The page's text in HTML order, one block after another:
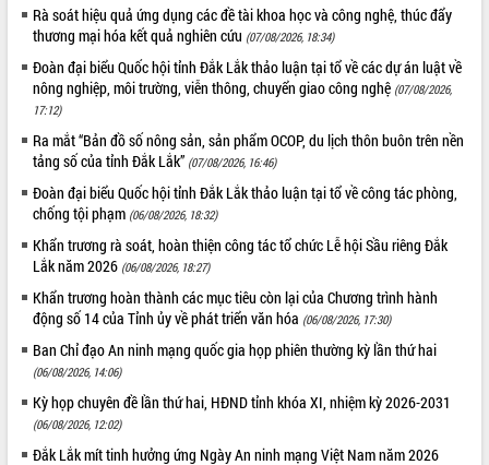
Đắk Lắk phát động hưởng ứng Ngày
Quyền của người tiêu dùng Việt Nam
2026
Đẩy mạnh cải cách hành chính, quyết
tâm đạt được mục tiêu tăng trưởng
hai con số trong năm 2026
Tổ chức trang trọng Lễ hội Đền thờ
Lương Văn Chánh năm 2026
Phó Bí thư Tỉnh ủy Đắk Lắk Đỗ Hữu
Huy giữ chức Bí thư Đảng ủy Ủy Ban
Nhân dân tỉnh
Bệnh án điện tử thúc đẩy chuyển đổi
số y tế tại Đắk Lắk
Chuyển đổi số thư viện: Mở rộng
không gian tri thức trong thời đại số
Đánh giá, rút kinh nghiệm công tác tổ
chức diễn tập trước ngày bầu cử
Chương trình “Gặp gỡ hữu nghị –
Friendship Meeting New Year 2026”
Rà soát hiệu quả ứng dụng các đề tài khoa học và công nghệ, thúc đẩy
thương mại hóa kết quả nghiên cứu (07/08/2026, 18:34)
Đoàn đại biểu Quốc hội tỉnh Đắk Lắk thảo luận tại tổ về các dự án luật về
nông nghiệp, môi trường, viễn thông, chuyển giao công nghệ (07/08/2026,
17:12)
Ra mắt “Bản đồ số nông sản, sản phẩm OCOP, du lịch thôn buôn trên nền
tảng số của tỉnh Đắk Lắk” (07/08/2026, 16:46)
Đoàn đại biểu Quốc hội tỉnh Đắk Lắk thảo luận tại tổ về công tác phòng,
chống tội phạm (06/08/2026, 18:32)
Khẩn trương rà soát, hoàn thiện công tác tổ chức Lễ hội Sầu riêng Đắk
Lắk năm 2026 (06/08/2026, 18:27)
Khẩn trương hoàn thành các mục tiêu còn lại của Chương trình hành
động số 14 của Tỉnh ủy về phát triển văn hóa (06/08/2026, 17:30)
Ban Chỉ đạo An ninh mạng quốc gia họp phiên thường kỳ lần thứ hai
(06/08/2026, 14:06)
Kỳ họp chuyên đề lần thứ hai, HĐND tỉnh khóa XI, nhiệm kỳ 2026-2031
(06/08/2026, 12:02)
Đắk Lắk mít tinh hưởng ứng Ngày An ninh mạng Việt Nam năm 2026